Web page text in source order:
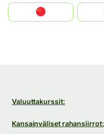
中國香港特別行政區
Valuuttakurssit:
Kansainväliset rahansiirrot: